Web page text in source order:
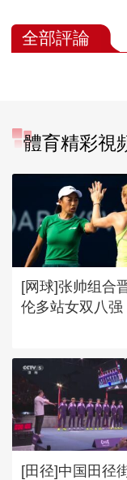
全部評論
體育精彩視
[网球]张帅组合
伦多站女双八强
[田径]中国田径